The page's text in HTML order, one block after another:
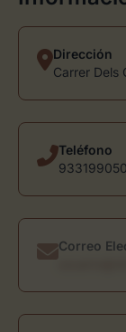
Dirección
Carrer Dels
Teléfono
933199050
Correo